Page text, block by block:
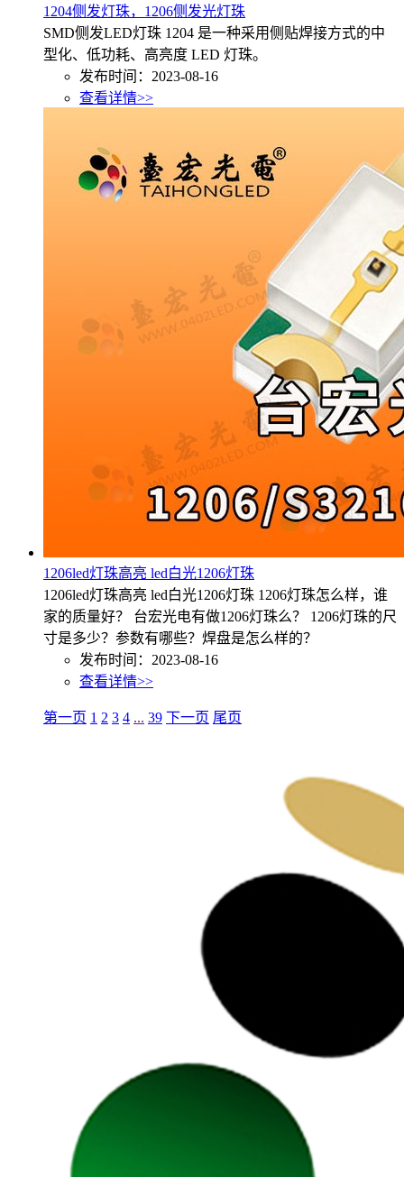
1204侧发灯珠，1206侧发光灯珠
SMD侧发LED灯珠 1204 是一种采用侧贴焊接方式的中
型化、低功耗、高亮度 LED 灯珠。
发布时间：2023-08-16
查看详情>>
1206led灯珠高亮 led白光1206灯珠
1206led灯珠高亮 led白光1206灯珠 1206灯珠怎么样，谁
家的质量好？ 台宏光电有做1206灯珠么？ 1206灯珠的尺
寸是多少？参数有哪些？焊盘是怎么样的？
发布时间：2023-08-16
查看详情>>
第一页 1 2 3 4 ... 39 下一页 尾页